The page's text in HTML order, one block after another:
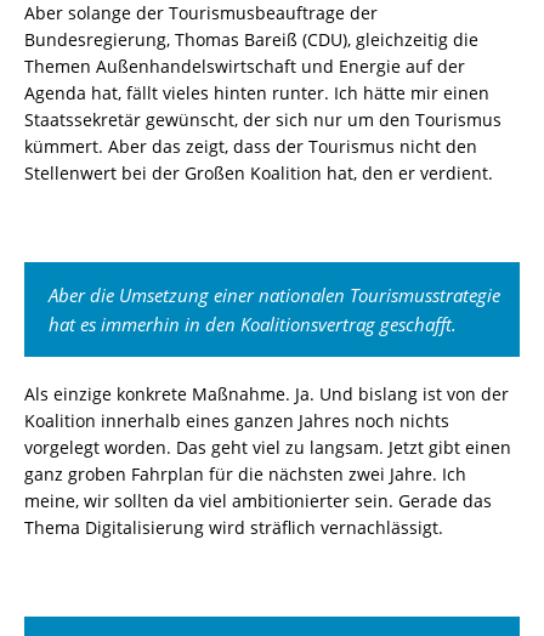
Aber solange der Tourismusbeauftrage der
Bundesregierung, Thomas Bareiß (CDU), gleichzeitig die
Themen Außenhandelswirtschaft und Energie auf der
Agenda hat, fällt vieles hinten runter. Ich hätte mir einen
Staatssekretär gewünscht, der sich nur um den Tourismus
kümmert. Aber das zeigt, dass der Tourismus nicht den
Stellenwert bei der Großen Koalition hat, den er verdient.
Aber die Umsetzung einer nationalen Tourismusstrategie
hat es immerhin in den Koalitionsvertrag geschafft.
Als einzige konkrete Maßnahme. Ja. Und bislang ist von der
Koalition innerhalb eines ganzen Jahres noch nichts
vorgelegt worden. Das geht viel zu langsam. Jetzt gibt einen
ganz groben Fahrplan für die nächsten zwei Jahre. Ich
meine, wir sollten da viel ambitionierter sein. Gerade das
Thema Digitalisierung wird sträflich vernachlässigt.